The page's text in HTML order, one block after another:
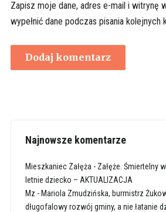
Zapisz moje dane, adres e-mail i witrynę
wypełnić dane podczas pisania kolejnych
Najnowsze komentarze
Mieszkaniec Załęża - Załęże. Śmiertelny
letnie dziecko – AKTUALIZACJA
Mz -Mariola Zmudzińska, burmistrz
długofalowy rozwój gminy, a nie łatanie